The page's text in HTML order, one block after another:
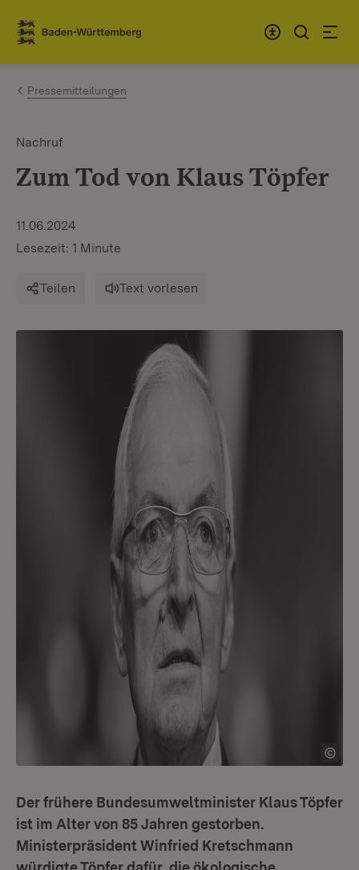
Zum Inhalt springen
Link zur Startseite
Pressemitteilungen
Nachruf
Zum Tod von Klaus Töpfer
11.06.2024
Lesezeit: 1 Minute
Teilen Text vorlesen
Der frühere Bundesumweltminister Klaus Töpfer
ist im Alter von 85 Jahren gestorben.
Ministerpräsident Winfried Kretschmann